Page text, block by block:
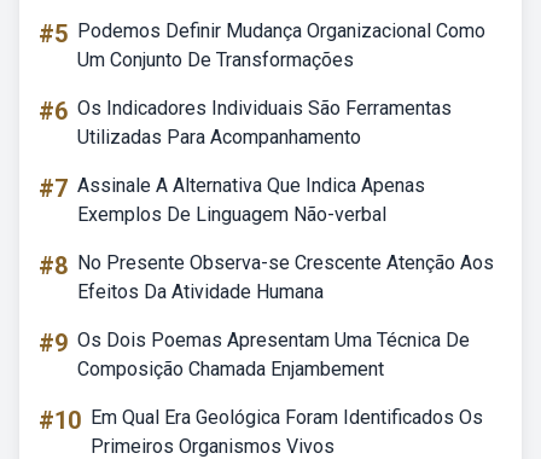
#5 Podemos Definir Mudança Organizacional Como
Um Conjunto De Transformações
#6 Os Indicadores Individuais São Ferramentas
Utilizadas Para Acompanhamento
#7 Assinale A Alternativa Que Indica Apenas
Exemplos De Linguagem Não-verbal
#8 No Presente Observa-se Crescente Atenção Aos
Efeitos Da Atividade Humana
#9 Os Dois Poemas Apresentam Uma Técnica De
Composição Chamada Enjambement
#10 Em Qual Era Geológica Foram Identificados Os
Primeiros Organismos Vivos